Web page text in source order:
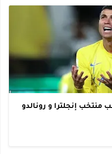
إنجلترا و رونالدو